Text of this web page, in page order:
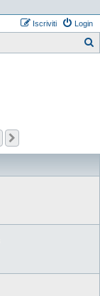
Login
Iscriviti